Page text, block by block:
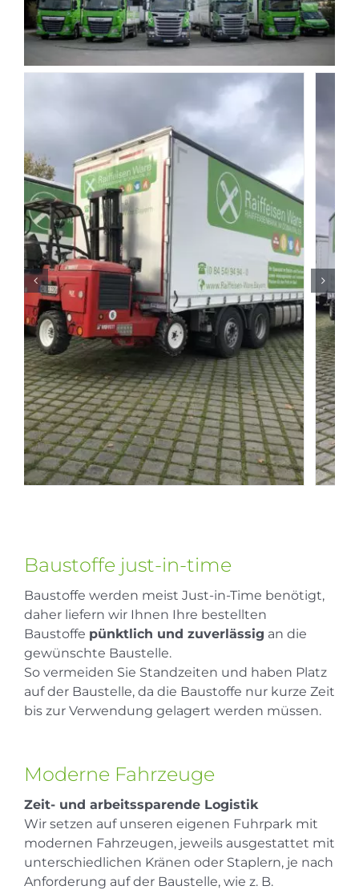
Baustoffe just-in-time
Baustoffe werden meist Just-in-Time benötigt,
daher liefern wir Ihnen Ihre bestellten
Baustoffe pünktlich und zuverlässig an die
gewünschte Baustelle.
So vermeiden Sie Standzeiten und haben Platz
auf der Baustelle, da die Baustoffe nur kurze Zeit
bis zur Verwendung gelagert werden müssen.
Moderne Fahrzeuge
Zeit- und arbeitssparende Logistik
Wir setzen auf unseren eigenen Fuhrpark mit
modernen Fahrzeugen, jeweils ausgestattet mit
unterschiedlichen Kränen oder Staplern, je nach
Anforderung auf der Baustelle, wie z. B.